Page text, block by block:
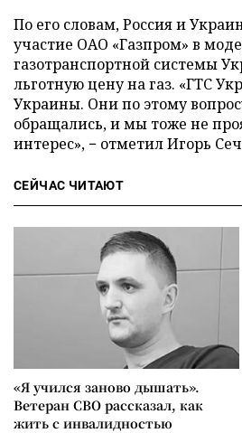
По его словам, Россия и
участие ОАО «Газпром» в
газотранспортной системы
льготную цену на газ. «ГТС
Украины. Они по этому
обращались, и мы тоже не
интерес», − отметил Игорь
СЕЙЧАС ЧИТАЮТ
«Я учился заново дышать».
Ветеран СВО рассказал, как
жить с инвалидностью